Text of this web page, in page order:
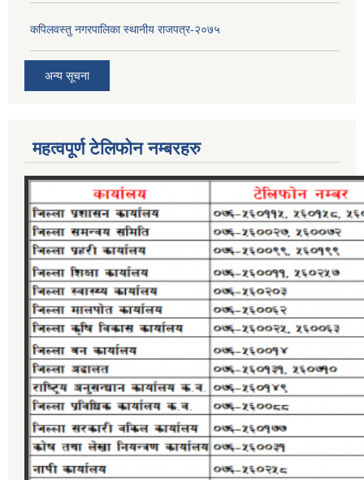
कपिलवस्तु नगरपालिका स्थानीय राजपत्र-२०७५
अन्य सूचना
महत्वपूर्ण टेलिफोन नम्बरहरु